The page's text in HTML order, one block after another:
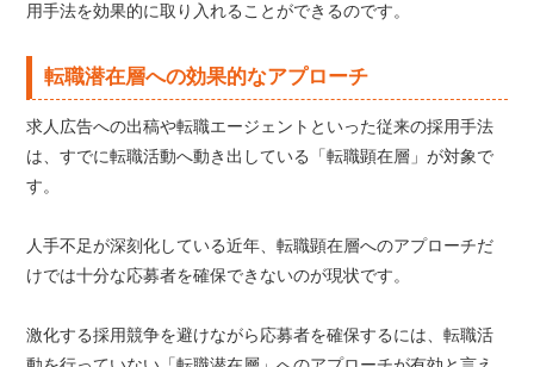
用手法を効果的に取り入れることができるのです。
転職潜在層への効果的なアプローチ
求人広告への出稿や転職エージェントといった従来の採用手法
は、すでに転職活動へ動き出している「転職顕在層」が対象で
す。
人手不足が深刻化している近年、転職顕在層へのアプローチだ
けでは十分な応募者を確保できないのが現状です。
激化する採用競争を避けながら応募者を確保するには、転職活